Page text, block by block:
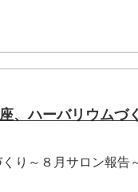
、ハーバリウムづ
り～８月サロン報告